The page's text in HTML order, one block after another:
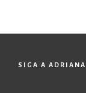
SIGA A